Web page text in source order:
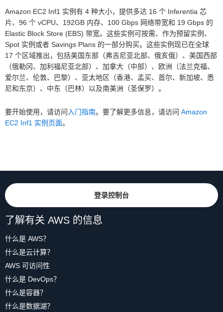
Amazon EC2 Inf1 实例有 4 种大小，提供多达 16 个 Inferentia 芯
片、96 个 vCPU、192GB 内存、100 Gbps 网络带宽和 19 Gbps 的
Elastic Block Store (EBS) 带宽。这些实例可按需、作为预留实例、
Spot 实例或者 Savings Plans 的一部分购买。这些实例现已在全球
17 个区域推出，包括美国东部（弗吉尼亚北部、俄亥俄）、美国西部
（俄勒冈、加利福尼亚北部）、加拿大（中部）、欧洲（法兰克福、
爱尔兰、伦敦、巴黎）、亚太地区（香港、孟买、首尔、新加坡、悉
尼和东京）、中东（巴林）以及南美洲（圣保罗）。
要开始使用，请访问 入门指南。要了解更多信息，请访问 Amazon
EC2 Inf1 实例页面。
登录控制台
了解有关 AWS 的信息
什么是 AWS？
什么是云计算？
AWS 可访问性
什么是 DevOps？
什么是容器？
什么是数据湖？